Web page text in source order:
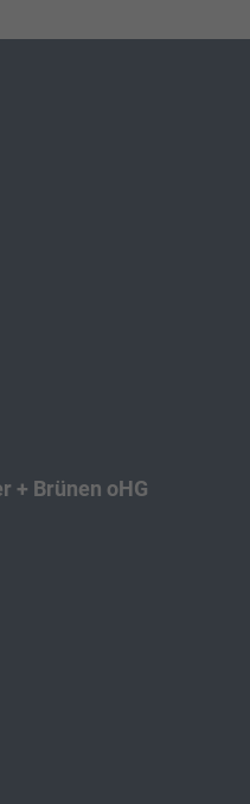
+ Brünen oHG